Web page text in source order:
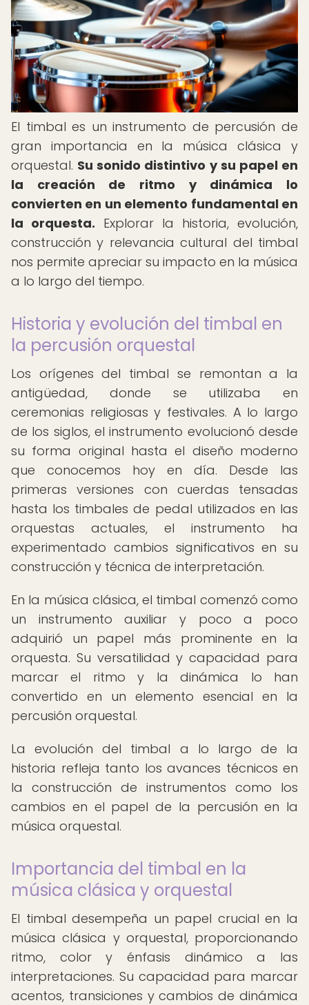
El timbal es un instrumento de percusión de
gran importancia en la música clásica y
orquestal. Su sonido distintivo y su papel en
la creación de ritmo y dinámica lo
convierten en un elemento fundamental en
la orquesta. Explorar la historia, evolución,
construcción y relevancia cultural del timbal
nos permite apreciar su impacto en la música
a lo largo del tiempo.
Historia y evolución del timbal en
la percusión orquestal
Los orígenes del timbal se remontan a la
antigüedad, donde se utilizaba en
ceremonias religiosas y festivales. A lo largo
de los siglos, el instrumento evolucionó desde
su forma original hasta el diseño moderno
que conocemos hoy en día. Desde las
primeras versiones con cuerdas tensadas
hasta los timbales de pedal utilizados en las
orquestas actuales, el instrumento ha
experimentado cambios significativos en su
construcción y técnica de interpretación.
En la música clásica, el timbal comenzó como
un instrumento auxiliar y poco a poco
adquirió un papel más prominente en la
orquesta. Su versatilidad y capacidad para
marcar el ritmo y la dinámica lo han
convertido en un elemento esencial en la
percusión orquestal.
La evolución del timbal a lo largo de la
historia refleja tanto los avances técnicos en
la construcción de instrumentos como los
cambios en el papel de la percusión en la
música orquestal.
Importancia del timbal en la
música clásica y orquestal
El timbal desempeña un papel crucial en la
música clásica y orquestal, proporcionando
ritmo, color y énfasis dinámico a las
interpretaciones. Su capacidad para marcar
acentos, transiciones y cambios de dinámica